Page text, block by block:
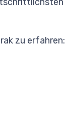
zu erfahren: